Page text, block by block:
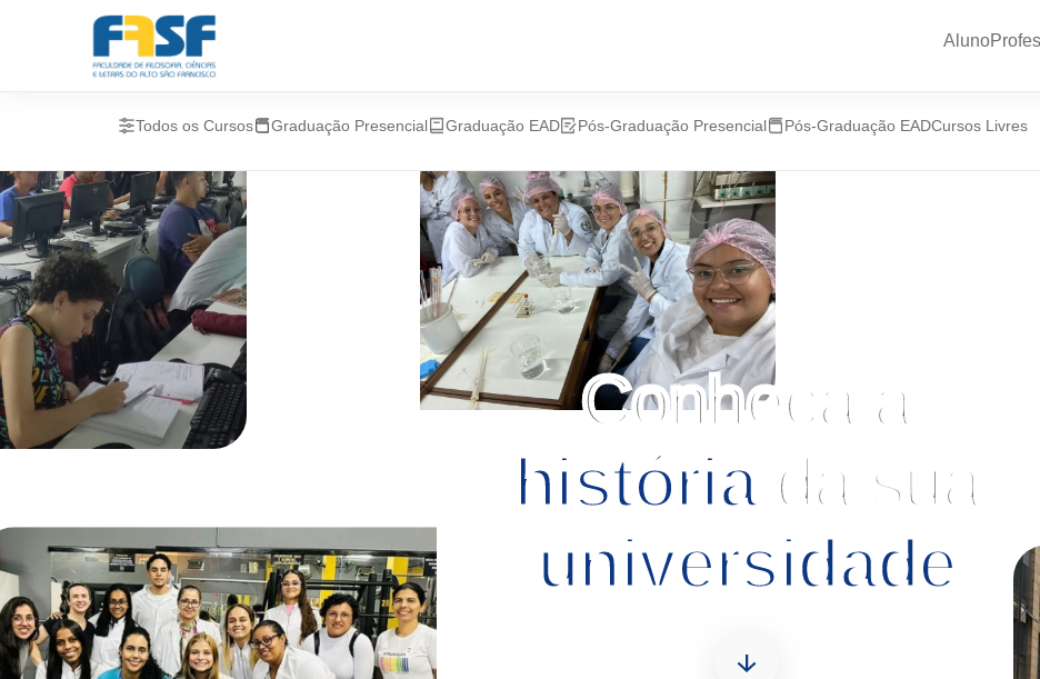
Aluno
Todos os Cursos Graduação Presencial Graduação EAD Pós-Graduação Presencial Pós-Graduação EADCursos Livres
Conheça a
história da sua
universidade